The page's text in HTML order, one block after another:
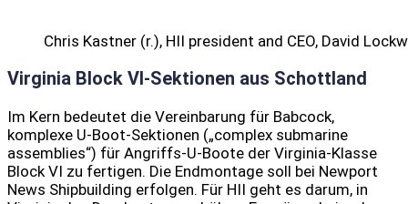
Chris Kastner (r.), HII president and CEO, David
Virginia Block VI-Sektionen aus Schottland
Im Kern bedeutet die Vereinbarung für Babcock,
komplexe U‑Boot‑Sektionen („complex submarine
assemblies“) für Angriffs-U-Boote der Virginia‑Klasse
Block VI zu fertigen. Die Endmontage soll bei Newport
News Shipbuilding erfolgen. Für HII geht es darum, in